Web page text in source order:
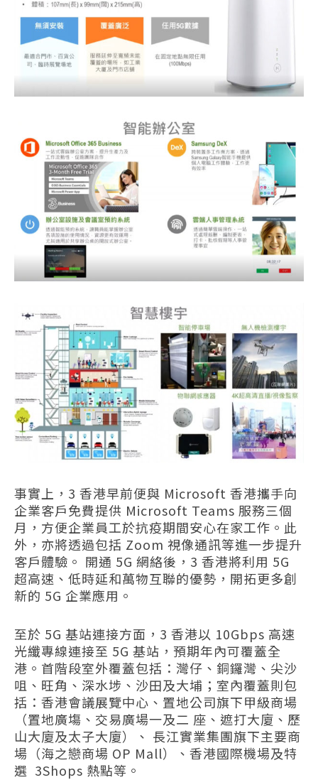
事實上，3 香港早前便與 Microsoft 香港攜手向
企業客戶免費提供 Microsoft Teams 服務三個
月，方便企業員工於抗疫期間安心在家工作。此
外，亦將透過包括 Zoom 視像通訊等進一步提升
客戶體驗。 開通 5G 網絡後，3 香港將利用 5G
超高速、低時延和萬物互聯的優勢，開拓更多創
新的 5G 企業應用。
至於 5G 基站連接方面，3 香港以 10Gbps 高速
光纖專線連接至 5G 基站，預期年內可覆蓋全
港。首階段室外覆蓋包括：灣仔、銅鑼灣、尖沙
咀、旺角、深水埗、沙田及大埔；室內覆蓋則包
括：香港會議展覽中心、置地公司旗下甲級商場
（置地廣塲、交易廣場一及二 座、遮打大廈、歷
山大廈及太子大廈）、 長江實業集團旗下主要商
場（海之戀商場 OP Mall）、香港國際機場及特
選 3Shops 熱點等。